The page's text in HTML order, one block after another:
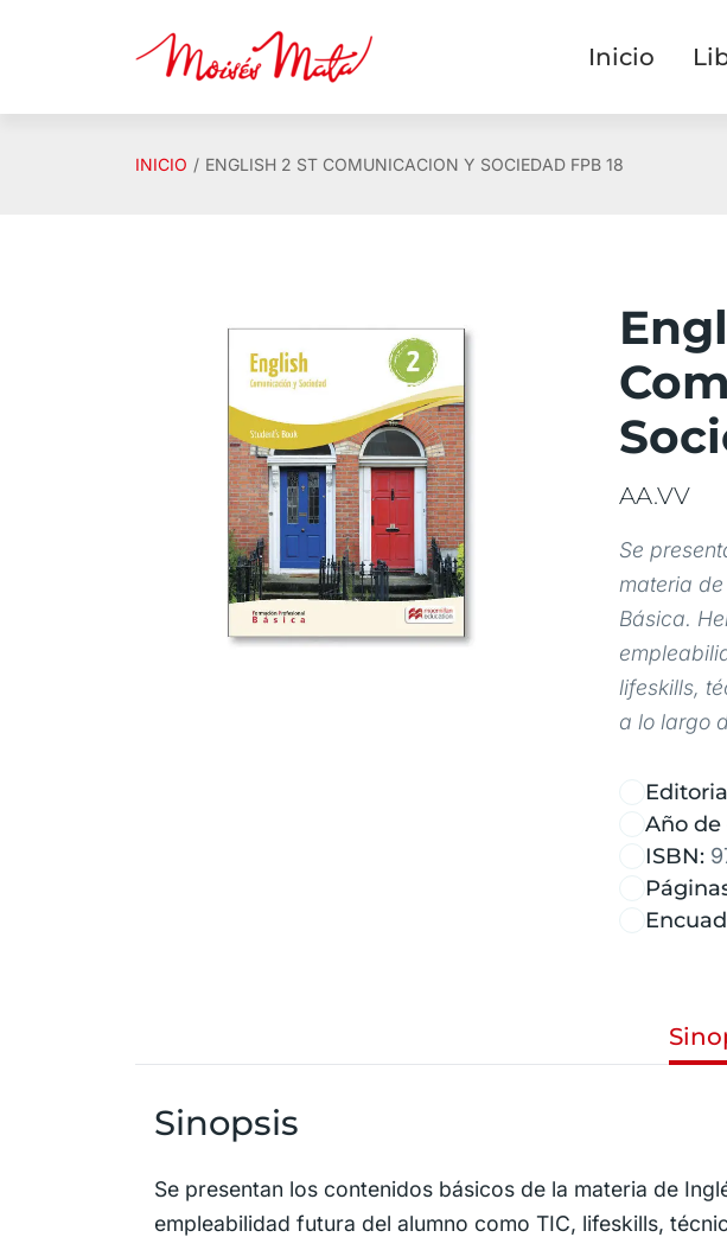
Inicio
INICIO ENGLISH 2 ST COMUNICACION Y SOCIEDAD FPB 18
AA.VV
Se
materia
Básica.
lifeskills,
a lo largo
Año de
ISBN:
Sinopsis
Se presentan los contenidos básicos de la materia de
empleabilidad futura del alumno como TIC, lifeskills,